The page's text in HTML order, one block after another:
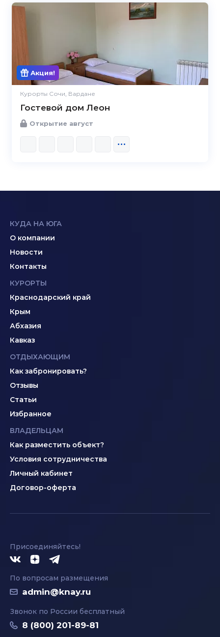
Акция!
Курорты Сочи, Вардане
Гостевой дом Леон
Открытие август
КУДА НА ЮГА
О компании
Новости
Контакты
КУРОРТЫ
Краснодарский край
Крым
Абхазия
Кавказ
ОТДЫХАЮЩИМ
Как забронировать?
Отзывы
Статьи
Избранное
ВЛАДЕЛЬЦАМ
Как разместить объект?
Условия сотрудничества
Личный кабинет
Договор-оферта
Присоединяйтесь!
По вопросам размещения
admin@knay.ru
Звонок по России бесплатный
8 (800) 201-89-81